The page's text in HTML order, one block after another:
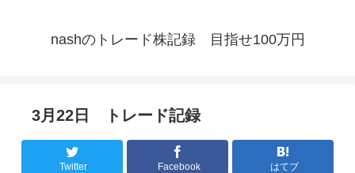
nashのトレード株記録 目指せ100万円
3月22日 トレード記録
Twitter Facebook はてブ